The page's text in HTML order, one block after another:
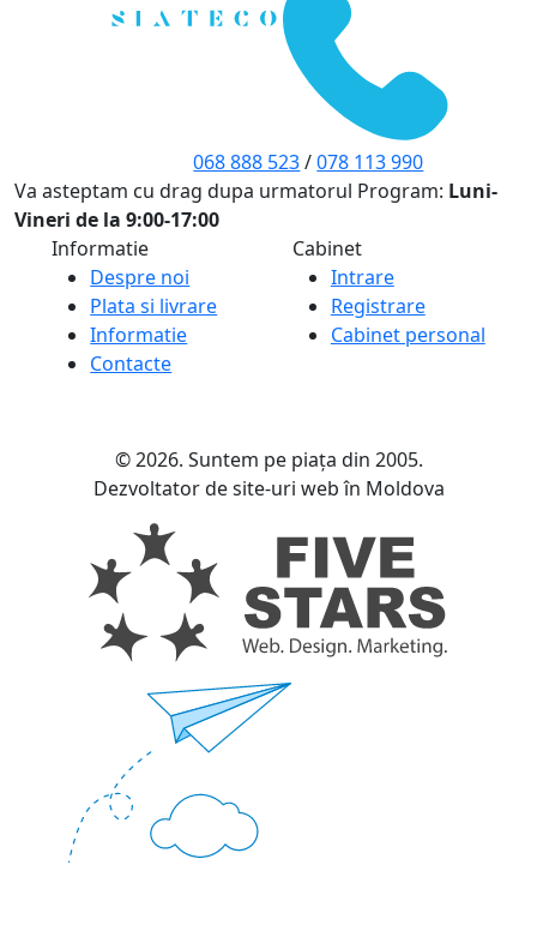
068 888 523/078 113 990
Va asteptam cu drag dupa urmatorul Program: Luni-
Vineri de la 9:00-17:00
Informatie
Despre noi
Plata si livrare
Informatie
Contacte
Cabinet
Intrare
Registrare
Cabinet personal
© 2026. Suntem pe piața din 2005.
Dezvoltator de site-uri web în Moldova